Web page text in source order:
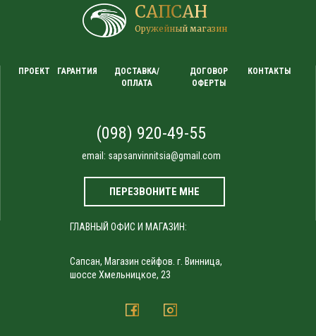
САПСАН
Оружейный магазин
ПРОЕКТ ГАРАНТИЯ
ДОСТАВКА/
ОПЛАТА
ДОГОВОР
ОФЕРТЫ
КОНТАКТЫ
(098) 920-49-55
email: sapsanvinnitsia@gmail.com
ПЕРЕЗВОНИТЕ МНЕ
ГЛАВНЫЙ ОФИС И МАГАЗИН:
Сапсан, Магазин сейфов. г. Винница,
шоссе Хмельницкое, 23